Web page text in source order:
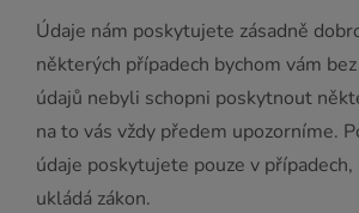
Údaje nám poskytujete zásadně
některých případech bychom vám
údajů nebyli schopni poskytnout
na to vás vždy předem upozorníme.
údaje poskytujete pouze v
ukládá zákon.